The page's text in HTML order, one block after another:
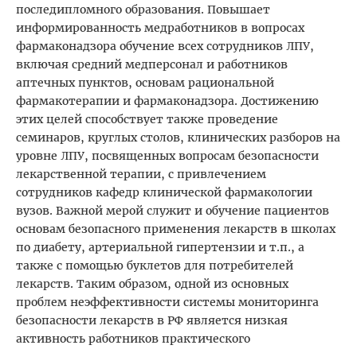
последипломного образования. Повышает
информированность медработников в вопросах
фармаконадзора обучение всех сотрудников ЛПУ,
включая средний медперсонал и работников
аптечных пунктов, основам рациональной
фармакотерапии и фармаконадзора. Достижению
этих целей способствует также проведение
семинаров, круглых столов, клинических разборов на
уровне ЛПУ, посвященных вопросам безопасности
лекарственной терапии, с привлечением
сотрудников кафедр клинической фармакологии
вузов. Важной мерой служит и обучение пациентов
основам безопасного применения лекарств в школах
по диабету, артериальной гипертензии и т.п., а
также с помощью буклетов для потребителей
лекарств. Таким образом, одной из основных
проблем неэффективности системы мониторинга
безопасности лекарств в РФ является низкая
активность работников практического